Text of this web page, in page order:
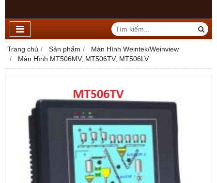
Trang chủ Sản phẩm
Màn Hình Weintek/Weinview
Màn Hình MT506MV, MT506TV, MT506LV